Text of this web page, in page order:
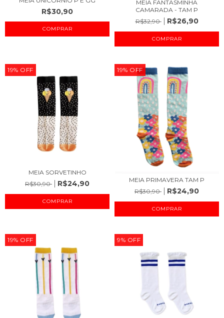
R$30,90
COMPRAR
MEIA FANTASMINHA
CAMARADA - TAM P
R$32,90
R$26,90
COMPRAR
19% OFF
MEIA SORVETINHO
R$30,90
R$24,90
COMPRAR
19% OFF
MEIA PRIMAVERA TAM P
R$30,90
R$24,90
COMPRAR
19% OFF 9% OFF